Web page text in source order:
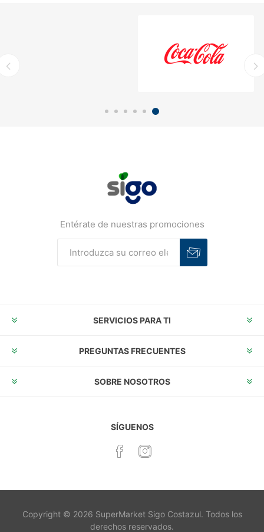
Entérate de nuestras promociones
SERVICIOS PARA TI
PREGUNTAS FRECUENTES
SOBRE NOSOTROS
SÍGUENOS
Copyright © 2026 SuperMarket Sigo Costazul. Todos los
derechos reservados.